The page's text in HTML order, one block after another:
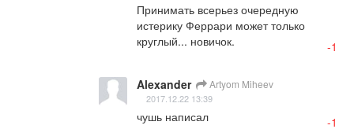
Принимать всерьез очередную
истерику Феррари может только
круглый... новичок.
-1
Alexander Artyom Miheev
2017.12.22 13:39
чушь написал -1